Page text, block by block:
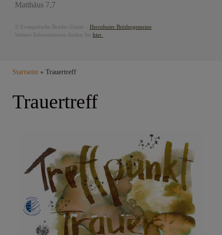
Matthäus 7,7
© Evangelische Brüder-Unität – Herrnhuter Brüdergemeine
Weitere Informationen finden Sie hier .
Breadcrumb
Startseite Trauertreff
Trauertreff